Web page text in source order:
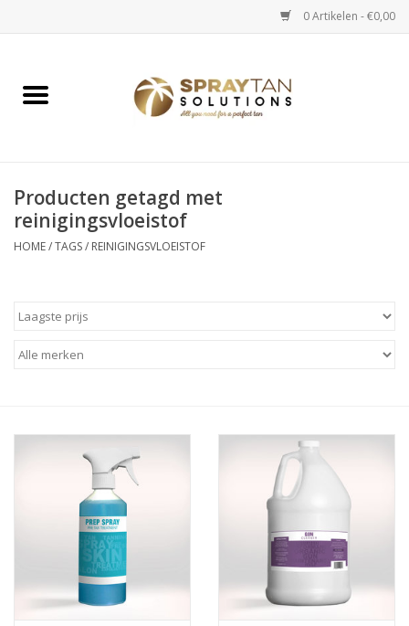
0 Artikelen - €0,00
Home
Spray Tan Starterspakketten
Spray Tan Vloeistoffen
Ventilatoren / Afzuiging
Promotie materiaal
Salon kleding
Producten getagd met
reinigingsvloeistof
HOME/TAGS/ REINIGINGSVLOEISTOF